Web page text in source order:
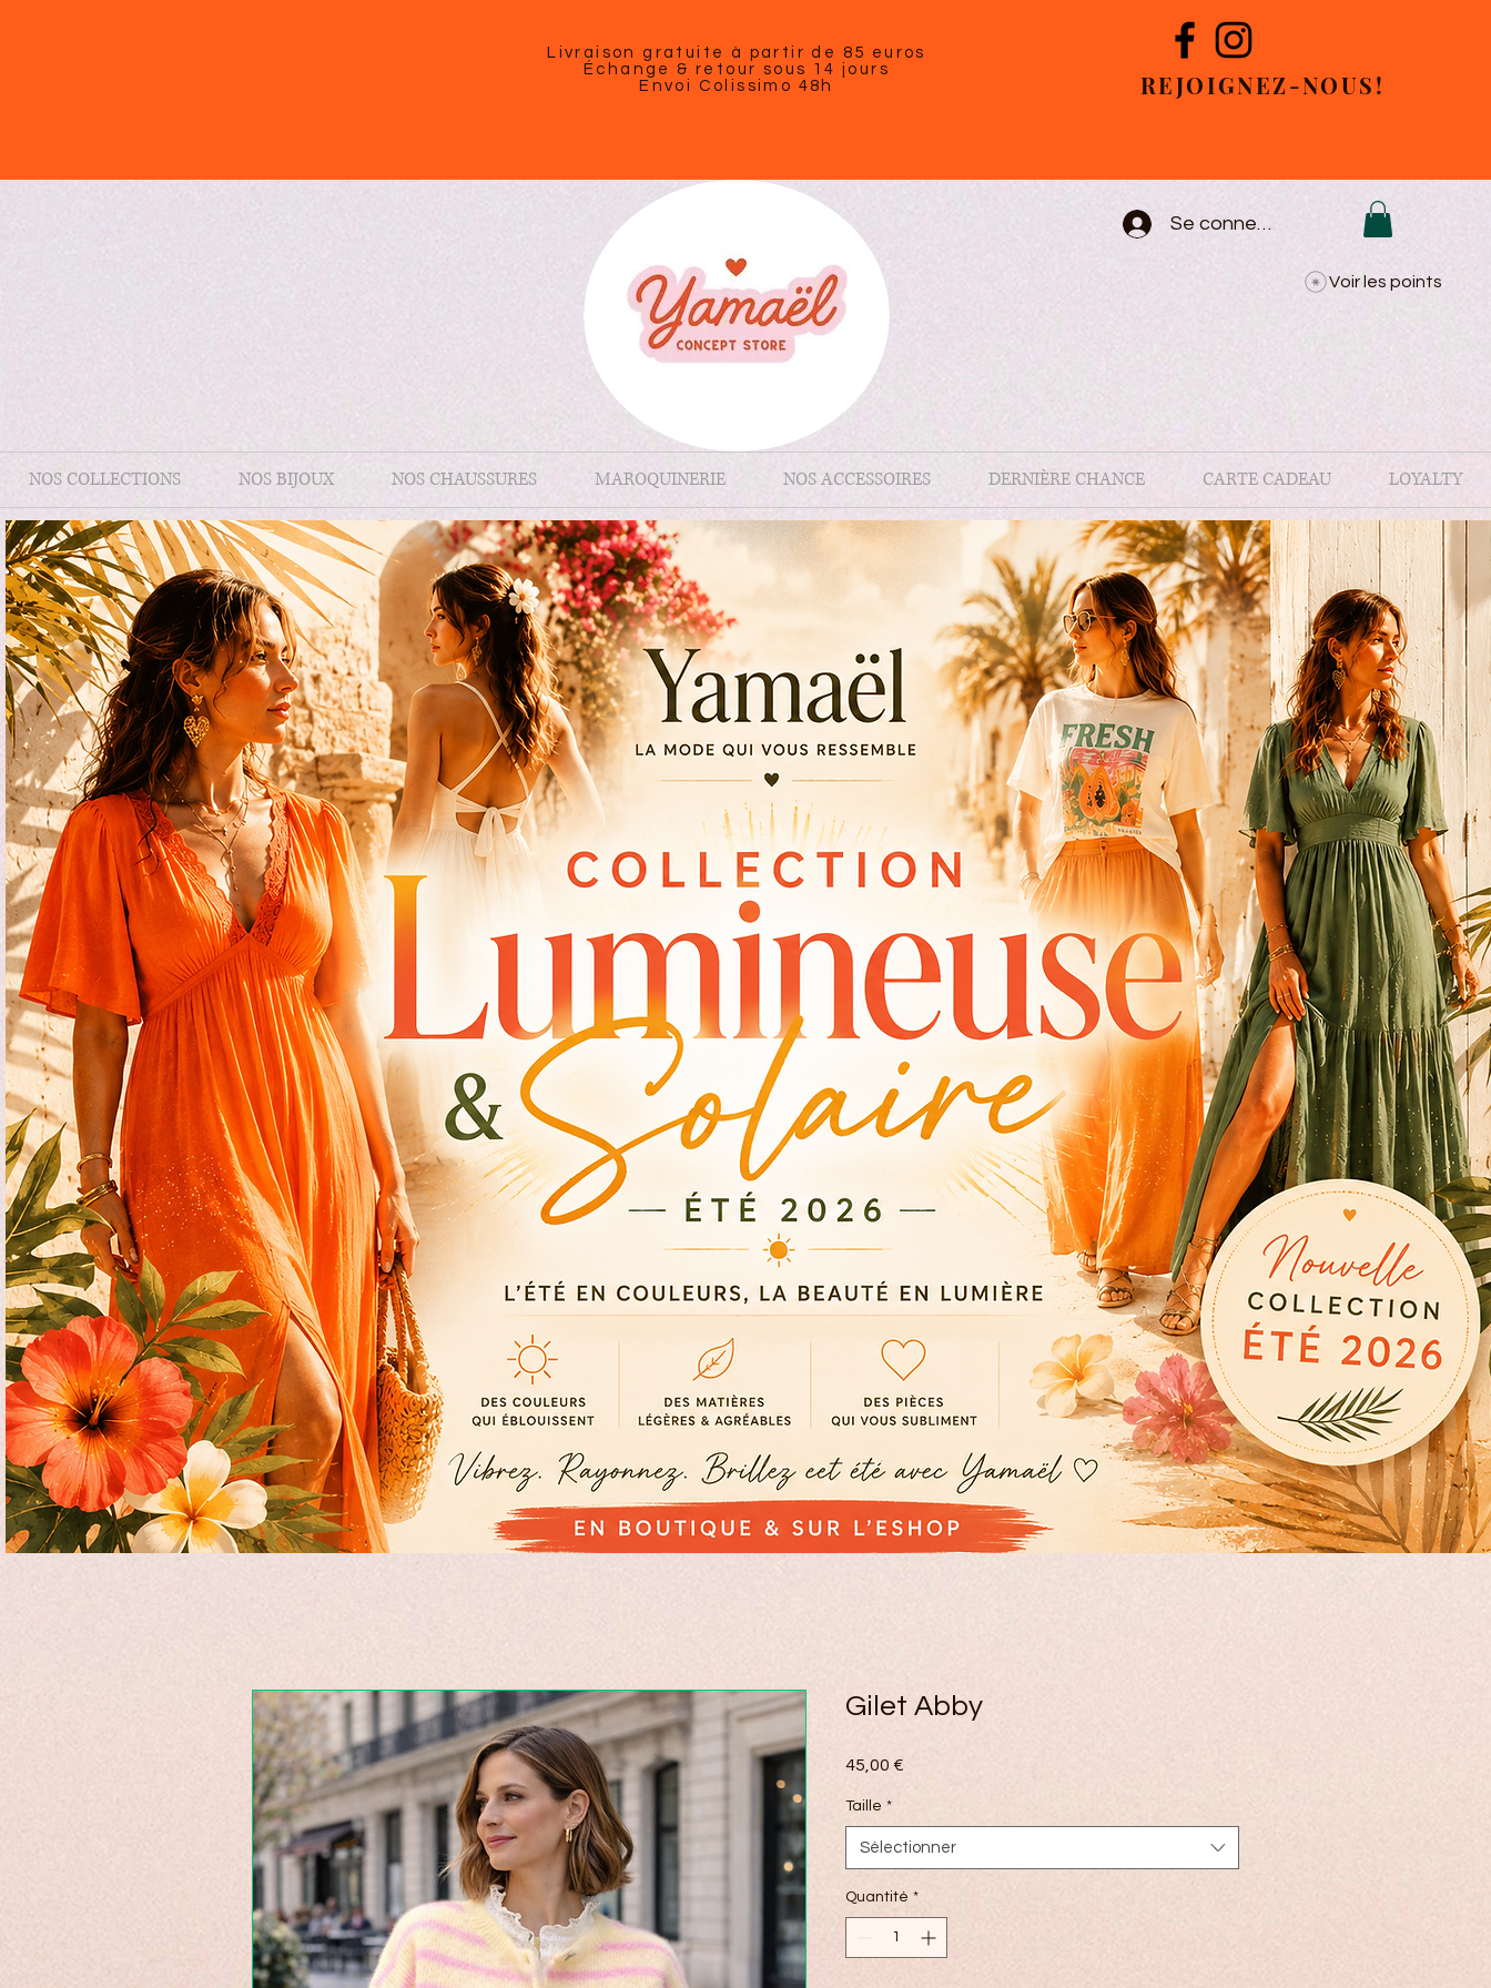
Livraison gratuite à partir de 85 euros
Échange & retour sous 14 jours
Envoi Colissimo 48h
REJOIGNEZ-NOUS!
Se connecter
Voir les points
NOS COLLECTIONS NOS BIJOUX NOS CHAUSSURES MAROQUINERIE NOS ACCESSOIRES DERNIÈRE CHANCE CARTE CADEAU LOYALTY
Gilet Abby
45,00 €
Taille *
Sélectionner
Quantité *